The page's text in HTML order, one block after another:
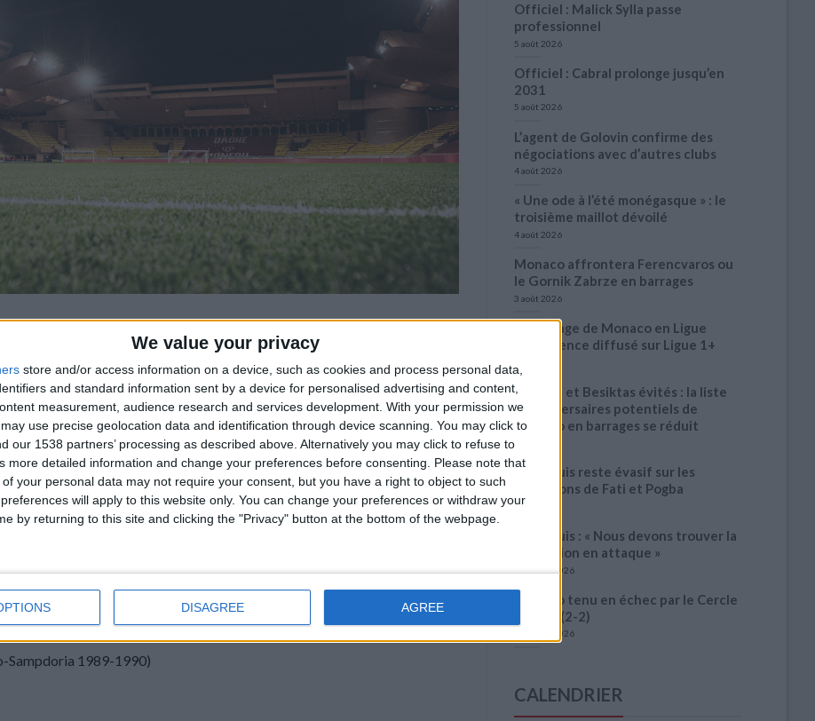
We value your privacy
store and/or access information on a device, such as cookies and process personal data,
and standard information sent by a device for personalised advertising and content,
measurement, audience research and services development. With your permission we
use precise geolocation data and identification through device scanning. You may click to
our 1538 partners’ processing as described above. Alternatively you may click to refuse to
more detailed information and change your preferences before consenting.
Please note that
your personal data may not require your consent, but you have a right to object to such
will apply to this website only. You can change your preferences or withdraw your
by returning to this site and clicking the "Privacy" button at the bottom of the webpage.
DISAGREE AGREE
sportif omnisports qui accueille l’AS Monaco ainsi que les autres
d’athlétisme et les groupes scolaires.
(normes compétitions de trois sièges)
Sampdoria 1989-1990)
Officiel : Malick Sylla passe
professionnel
5 août 2026
Officiel : Cabral prolonge jusqu’en
2031
5 août 2026
L’agent de Golovin confirme des
négociations avec d’autres clubs
4 août 2026
« Une ode à l’été monégasque » : le
troisième maillot dévoilé
4 août 2026
Monaco affrontera Ferencvaros ou
le Gornik Zabrze en barrages
3 août 2026
Le barrage de Monaco en Ligue
Conférence diffusé sur Ligue 1+
Benfica et Besiktas évités : la liste
des adversaires potentiels de
Monaco en barrages se réduit
3 août 2026
Filipe Luis reste évasif sur les
conditions de Fati et Pogba
1 août 2026
Filipe Luis : « Nous devons trouver la
connexion en attaque »
31 juillet 2026
Monaco tenu en échec par le Cercle
Bruges (2-2)
31 juillet 2026
CALENDRIER